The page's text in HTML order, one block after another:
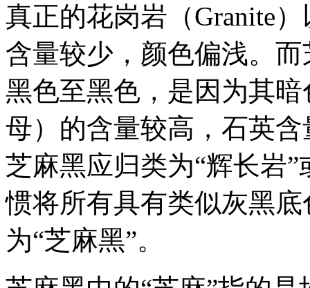
真正的花岗岩（Granite
含量较少，颜色偏浅。
黑色至黑色，是因为其
母）的含量较高，石英
芝麻黑应归类为“辉长岩
惯将所有具有类似灰黑
为“芝麻黑”。